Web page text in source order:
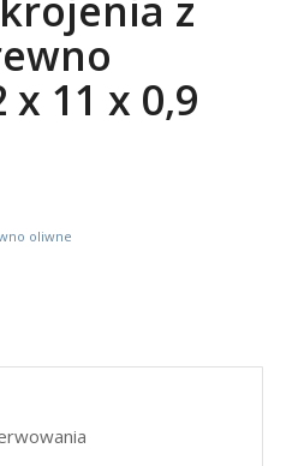
z
11 x 0,9
oliwne